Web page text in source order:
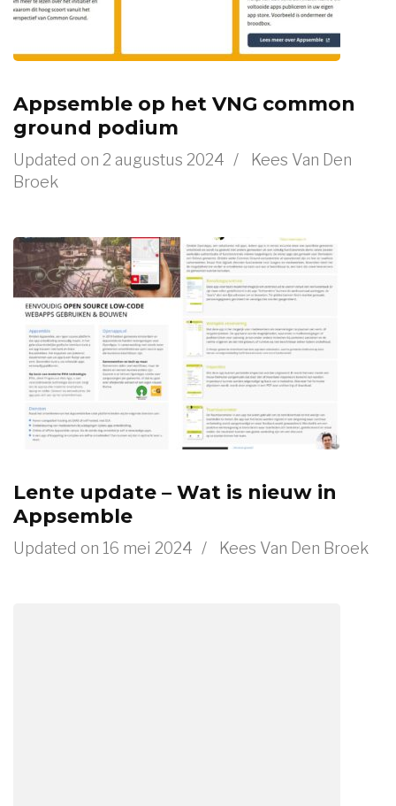
Appsemble op het VNG common
ground podium
Updated on 2 augustus 2024 /
Kees Van Den
Broek
Lente update – Wat is nieuw in
Appsemble
Updated on 16 mei 2024 / Kees Van Den Broek